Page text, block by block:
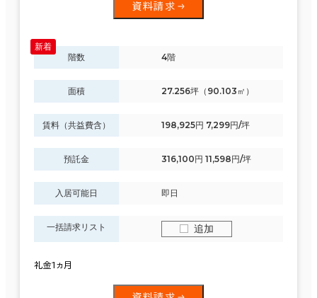
資料請求
階数 4階
面積 27.256坪（90.103㎡）
賃料（共益費含） 198,925円 7,299円/坪
預託金 316,100円 11,598円/坪
入居可能日 即日
一括請求リスト 追加
礼金1ヵ月